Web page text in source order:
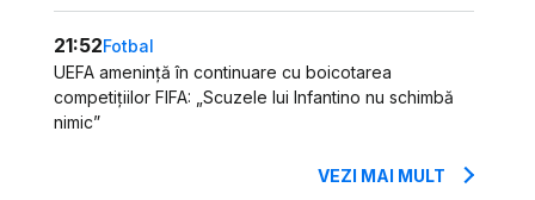
21:52Fotbal
UEFA amenință în continuare cu boicotarea
competițiilor FIFA: „Scuzele lui Infantino nu schimbă
nimic”
VEZI MAI MULT